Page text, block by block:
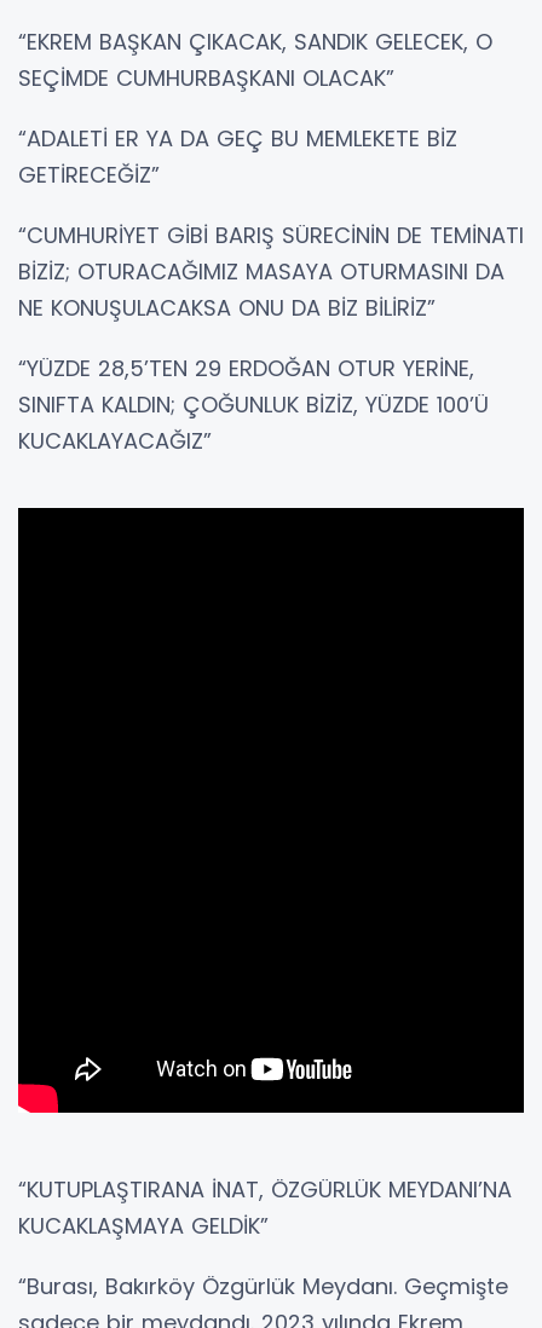
“EKREM BAŞKAN ÇIKACAK, SANDIK GELECEK, O
SEÇİMDE CUMHURBAŞKANI OLACAK”
“ADALETİ ER YA DA GEÇ BU MEMLEKETE BİZ
GETİRECEĞİZ”
“CUMHURİYET GİBİ BARIŞ SÜRECİNİN DE TEMİNATI
BİZİZ; OTURACAĞIMIZ MASAYA OTURMASINI DA
NE KONUŞULACAKSA ONU DA BİZ BİLİRİZ”
“YÜZDE 28,5’TEN 29 ERDOĞAN OTUR YERİNE,
SINIFTA KALDIN; ÇOĞUNLUK BİZİZ, YÜZDE 100’Ü
KUCAKLAYACAĞIZ”
“KUTUPLAŞTIRANA İNAT, ÖZGÜRLÜK MEYDANI’NA
KUCAKLAŞMAYA GELDİK”
“Burası, Bakırköy Özgürlük Meydanı. Geçmişte